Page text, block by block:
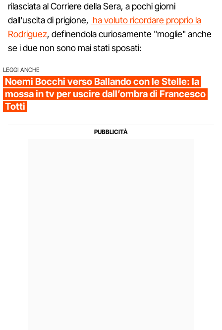
rilasciata al Corriere della Sera, a pochi giorni
dall'uscita di prigione, ha voluto ricordare proprio la
Rodriguez, definendola curiosamente "moglie" anche
se i due non sono mai stati sposati:
LEGGI ANCHE
Noemi Bocchi verso Ballando con le Stelle: la
mossa in tv per uscire dall’ombra di Francesco
Totti